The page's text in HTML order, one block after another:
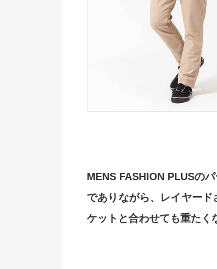
MENS FASHION PLUSの
でありながら、レイヤー
ケットと合わせても重たく